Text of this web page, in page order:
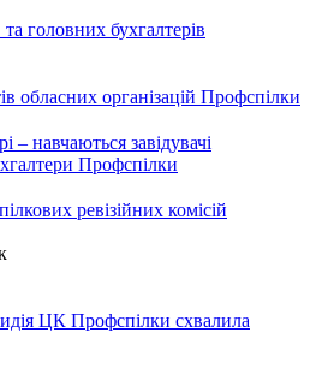
головних бухгалтерів
обласних організацій Профспілки
– навчаються завідувачі
Профспілки
ревізійних комісій
ЦК Профспілки схвалила